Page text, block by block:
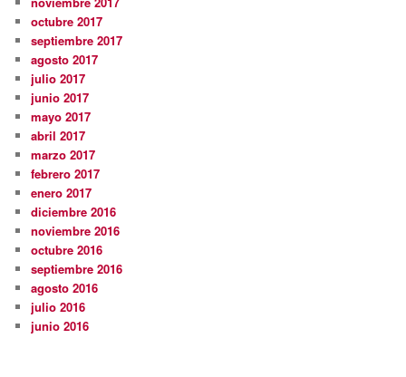
octubre 2017
septiembre 2017
agosto 2017
julio 2017
junio 2017
mayo 2017
abril 2017
marzo 2017
febrero 2017
enero 2017
diciembre 2016
noviembre 2016
octubre 2016
septiembre 2016
agosto 2016
julio 2016
junio 2016